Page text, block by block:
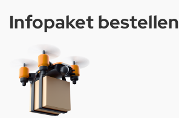
Infopaket bestellen